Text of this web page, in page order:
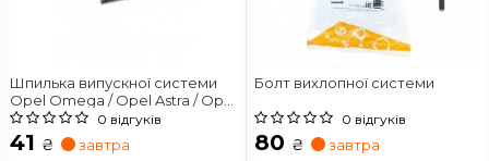
Шпилька випускної системи
Opel Omega / Opel Astra / Opel
Vectra
0 відгуків
41 ₴ завтра
Болт вихлопної системи
0 відгуків
80 ₴ завтра